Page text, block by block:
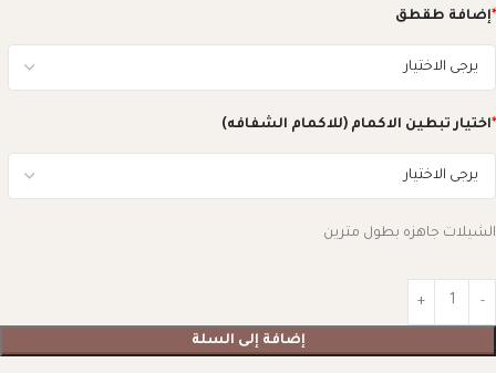
*إضافة طقطق
*اختيار تبطين الاكمام (للاكمام الشفافه)
الشيلات جاهزه بطول مترين
إضافة إلى السلة